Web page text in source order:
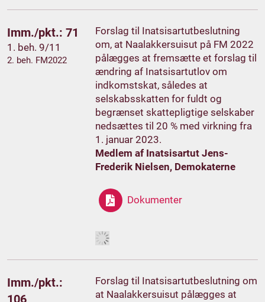
Imm./pkt.: 71
1. beh. 9/11
2. beh. FM2022
Forslag til Inatsisartutbeslutning
om, at Naalakkersuisut på FM 2022
pålægges at fremsætte et forslag til
ændring af Inatsisartutlov om
indkomstskat, således at
selskabsskatten for fuldt og
begrænset skattepligtige selskaber
nedsættes til 20 % med virkning fra
1. januar 2023.
Medlem af Inatsisartut Jens-
Frederik Nielsen, Demokaterne
Dokumenter
Imm./pkt.:
106
Forslag til Inatsisartutbeslutning om
at Naalakkersuisut pålægges at